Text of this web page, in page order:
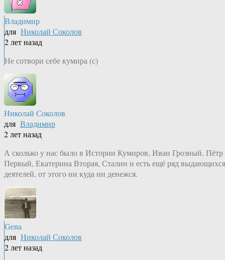
Владимир
для Николай Соколов
2 лет назад
Не сотвори себе кумира (с)
Николай Соколов
для Владимир
2 лет назад
А сколько у нас было в Истории Кумиров, Иван Грозный, Пётр
Первый, Екатерина Вторая, Сталин и есть ещё ряд выдающихся
деятелей, от этого ни куда ни денежся.
Gena
для Николай Соколов
2 лет назад